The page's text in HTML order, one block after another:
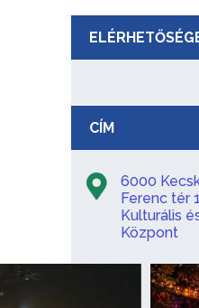
CÍM
6000
Ferenc tér
Kulturális
Központ